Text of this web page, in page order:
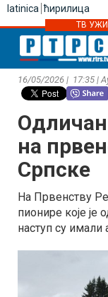
latinica ћирилица
ТВ
16/05/2026 | 17:35 |
на
Српске
На Првенству
пионире које је
наступ су имали